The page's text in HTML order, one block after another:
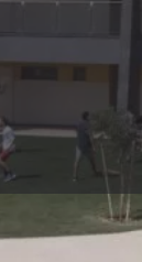
ימי היכרות